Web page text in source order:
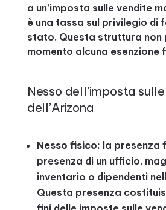
a un’imposta sulle vendite
è una tassa sul privilegio di
stato. Questa struttura non
momento alcuna esenzione
Nesso dell’imposta
dell’Arizona
Nesso fisico: la presenza
presenza di un ufficio,
inventario o dipendenti
Questa presenza